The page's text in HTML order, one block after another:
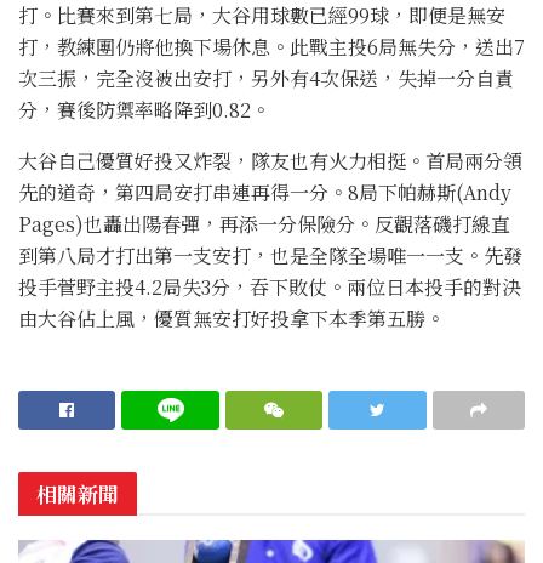
打。比賽來到第七局，大谷用球數已經99球，即便是無安
打，教練團仍將他換下場休息。此戰主投6局無失分，送出7
次三振，完全沒被出安打，另外有4次保送，失掉一分自責
分，賽後防禦率略降到0.82。
大谷自己優質好投又炸裂，隊友也有火力相挺。首局兩分領
先的道奇，第四局安打串連再得一分。8局下帕赫斯(Andy
Pages)也轟出陽春彈，再添一分保險分。反觀落磯打線直
到第八局才打出第一支安打，也是全隊全場唯一一支。先發
投手菅野主投4.2局失3分，吞下敗仗。兩位日本投手的對決
由大谷佔上風，優質無安打好投拿下本季第五勝。
相關新聞